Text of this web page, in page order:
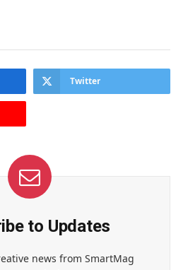
Twitter
to Updates
news from SmartMag